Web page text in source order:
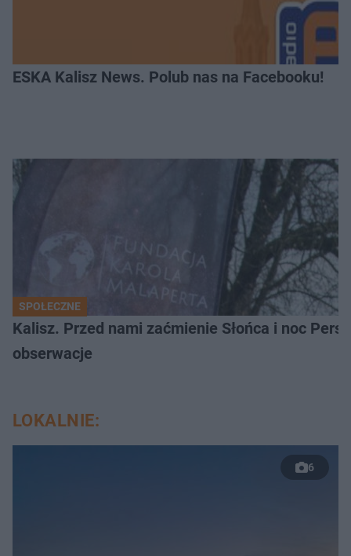
ESKA Kalisz News. Polub nas na Facebooku!
SPOŁECZNE
Kalisz. Przed nami zaćmienie Słońca i noc
obserwacje
LOKALNIE:
6